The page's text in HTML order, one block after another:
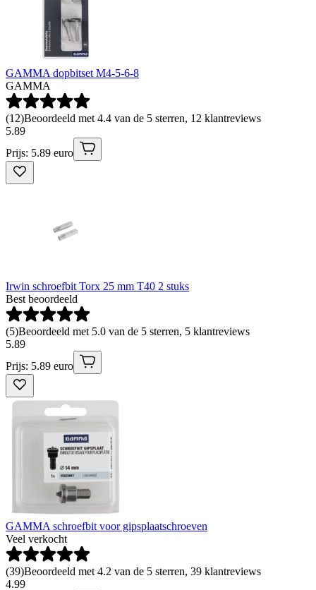
GAMMA dopbitset M4-5-6-8
GAMMA
(12)Beoordeeld met 4.4 van de 5 sterren, 12 klantreviews
5.89
Prijs: 5.89 euro
Irwin schroefbit Torx 25 mm T40 2 stuks
Best beoordeeld
(5)Beoordeeld met 5.0 van de 5 sterren, 5 klantreviews
5.89
Prijs: 5.89 euro
GAMMA schroefbit voor gipsplaatschroeven
Veel verkocht
(39)Beoordeeld met 4.2 van de 5 sterren, 39 klantreviews
4.99